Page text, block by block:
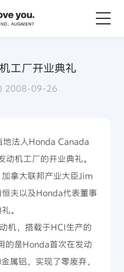
工厂开业典礼
2008-09-26
法人Honda Canada
机工厂的开业典礼。
拿大联邦产业大臣Jim
夫以及Honda代表董事
。
，搭载于HCI生产的
的是Honda首次在发动
属铝，实现了零废弃，